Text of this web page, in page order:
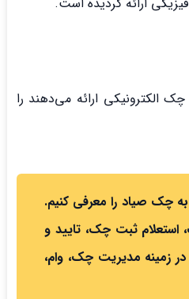
الکترونیکی ارائه می‌دهند را
چک صیاد را معرفی کنیم.
چک، استعلام ثبت چک، تایید و
علاوه بر این ساد24 دارای خدمات دیگری در زمینه مدیریت چک، وام،